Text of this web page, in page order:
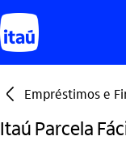
seta_esquerda Empréstimos e
Itaú Parcela